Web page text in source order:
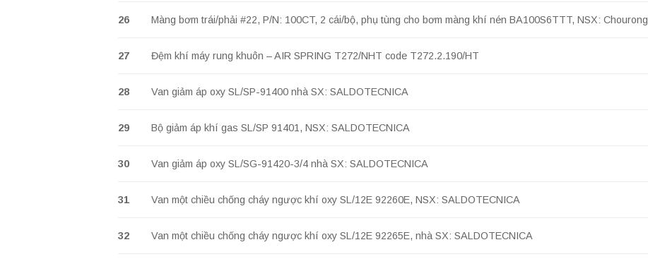
26 Màng bơm trái/phải #22, P/N: 100CT, 2 cái/bộ, phụ tùng cho bơm màng khí nén BA100S6TTT, NSX: Chourong
27 Đệm khí máy rung khuôn – AIR SPRING T272/NHT code T272.2.190/HT
28 Van giảm áp oxy SL/SP-91400 nhà SX: SALDOTECNICA
29 Bộ giảm áp khí gas SL/SP 91401, NSX: SALDOTECNICA
30 Van giảm áp oxy SL/SG-91420-3/4 nhà SX: SALDOTECNICA
31 Van một chiều chống cháy ngược khí oxy SL/12E 92260E, NSX: SALDOTECNICA
32 Van một chiều chống cháy ngược khí oxy SL/12E 92265E, nhà SX: SALDOTECNICA